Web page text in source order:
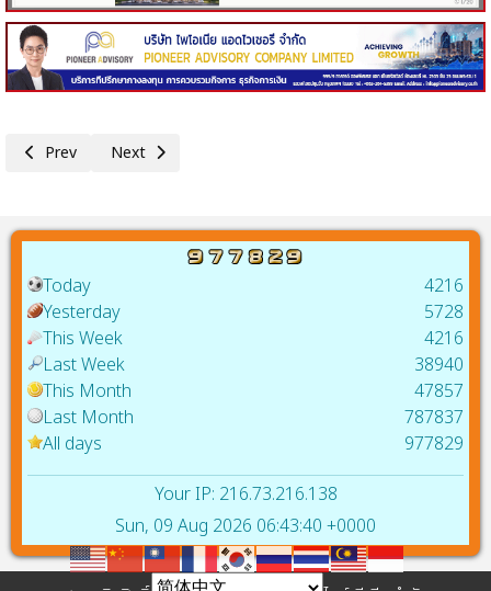
Previous article: PEA การไฟฟ้าส่วนภูมิภาค ครบรอบ 65 ปี Move For
Prev Next article: เนสท์เล่ เดินหน้าใช้ไฟฟ้าสีเขียว จากพลังงานหมุ
Next
Today
Yesterday
This Week
Last Week
This Month
Last Month
All days
4216
5728
4216
38940
47857
787837
977829
Your IP: 216.73.216.138
Sun, 09 Aug 2026 06:43:40 +0000